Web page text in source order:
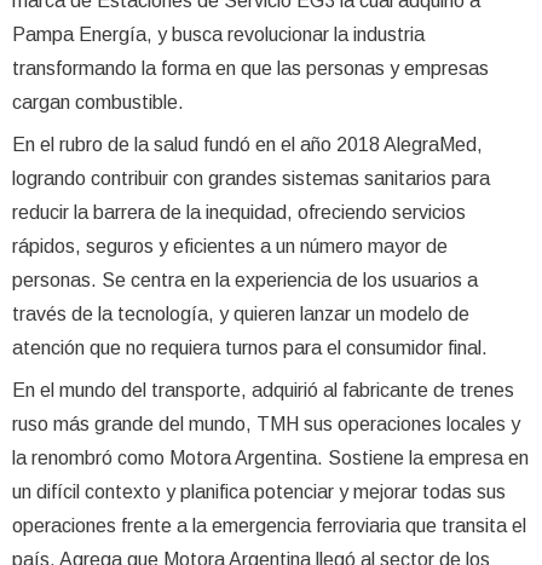
Pampa Energía, y busca revolucionar la industria
transformando la forma en que las personas y empresas
cargan combustible.
En el rubro de la salud fundó en el año 2018 AlegraMed,
logrando contribuir con grandes sistemas sanitarios para
reducir la barrera de la inequidad, ofreciendo servicios
rápidos, seguros y eficientes a un número mayor de
personas. Se centra en la experiencia de los usuarios a
través de la tecnología, y quieren lanzar un modelo de
atención que no requiera turnos para el consumidor final.
En el mundo del transporte, adquirió al fabricante de trenes
ruso más grande del mundo, TMH sus operaciones locales y
la renombró como Motora Argentina. Sostiene la empresa en
un difícil contexto y planifica potenciar y mejorar todas sus
operaciones frente a la emergencia ferroviaria que transita el
país. Agrega que Motora Argentina llegó al sector de los